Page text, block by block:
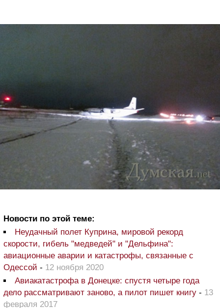
Новости по этой теме:
Неудачный полет Куприна, мировой рекорд
скорости, гибель "медведей" и "Дельфина":
авиационные аварии и катастрофы, связанные с
Одессой - 12 ноября 2020
Авиакатастрофа в Донецке: спустя четыре года
дело рассматривают заново, а пилот пишет книгу - 13
февраля 2017